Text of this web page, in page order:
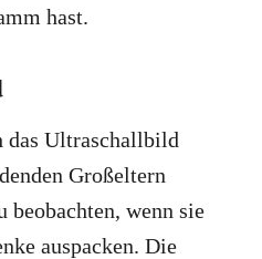
hast.
das Ultraschallbild
Großeltern
beobachten, wenn sie
auspacken. Die